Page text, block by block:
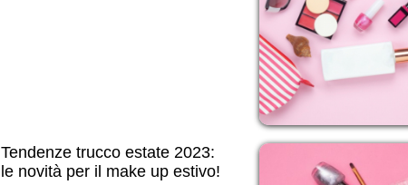
Tendenze trucco estate 2023:
le novità per il make up estivo!